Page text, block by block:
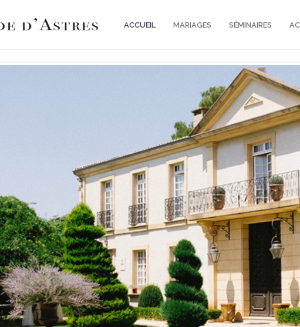
ACCUEIL MARIAGES SÉMINAIRES